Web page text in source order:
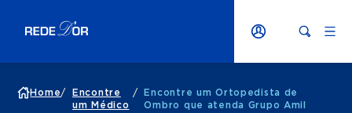
Home/
Encontre
um Médico
/
Encontre um Ortopedista de
Ombro que atenda Grupo Amil